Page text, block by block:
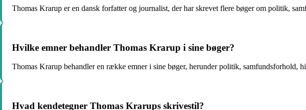
Thomas Krarup er en dansk forfatter og journalist, der har skrevet flere bøger om politik,
Hvilke emner behandler Thomas Krarup i sine bøger?
Thomas Krarup behandler en række emner i sine bøger, herunder politik, samfundsforhold,
Hvad kendetegner Thomas Krarups skrivestil?